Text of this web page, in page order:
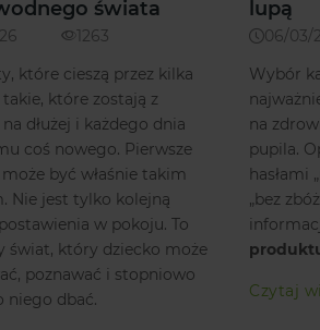
świata
1263
które cieszą przez kilka
takie, które zostają z
dłużej i każdego dnia
coś nowego. Pierwsze
być właśnie takim
Nie jest tylko kolejną
w pokoju. To
świat, który dziecko może
poznawać i stopniowo
niego dbać.
lupą
06/03/
Wybór
na
pupila.
hasłami
„bez
Czytaj